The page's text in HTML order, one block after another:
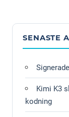
SENASTE
Kimi K3
kodning